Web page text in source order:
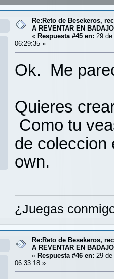
Re:Reto de Besekeros,
A REVENTAR EN
« Respuesta #45 en: 29 de
06:29:35 »
Ok. Me
Quieres
Como tu
de
own.
¿Juegas
Re:Reto de Besekeros,
A REVENTAR EN
« Respuesta #46 en: 29
06:33:18 »